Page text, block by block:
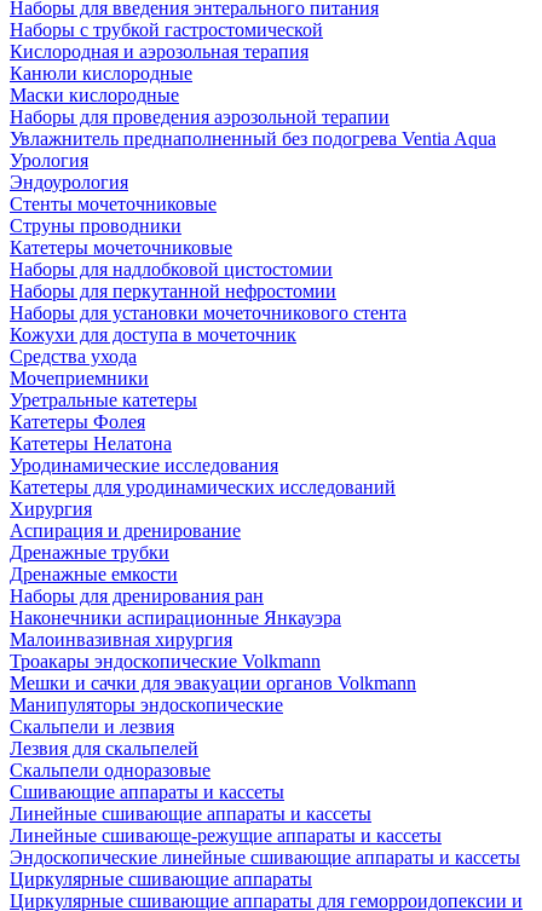
Наборы для введения энтерального питания
Наборы с трубкой гастростомической
Кислородная и аэрозольная терапия
Канюли кислородные
Маски кислородные
Наборы для проведения аэрозольной терапии
Увлажнитель преднаполненный без подогрева Ventia Aqua
Урология
Эндоурология
Стенты мочеточниковые
Струны проводники
Катетеры мочеточниковые
Наборы для надлобковой цистостомии
Наборы для перкутанной нефростомии
Наборы для установки мочеточникового стента
Кожухи для доступа в мочеточник
Средства ухода
Мочеприемники
Уретральные катетеры
Катетеры Фолея
Катетеры Нелатона
Уродинамические исследования
Катетеры для уродинамических исследований
Хирургия
Аспирация и дренирование
Дренажные трубки
Дренажные емкости
Наборы для дренирования ран
Наконечники аспирационные Янкауэра
Малоинвазивная хирургия
Троакары эндоскопические Volkmann
Мешки и сачки для эвакуации органов Volkmann
Манипуляторы эндоскопические
Скальпели и лезвия
Лезвия для скальпелей
Скальпели одноразовые
Сшивающие аппараты и кассеты
Линейные сшивающие аппараты и кассеты
Линейные сшивающе-режущие аппараты и кассеты
Эндоскопические линейные сшивающие аппараты и кассеты
Циркулярные сшивающие аппараты
Циркулярные сшивающие аппараты для геморроидопексии и